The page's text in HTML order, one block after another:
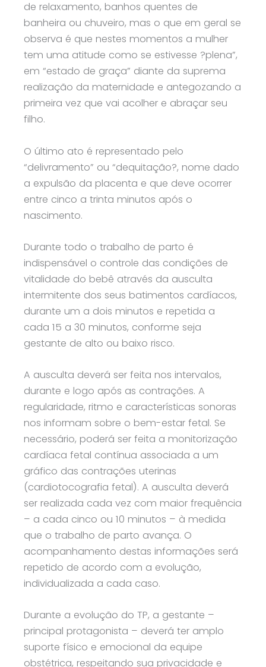
de relaxamento, banhos quentes de
banheira ou chuveiro, mas o que em geral se
observa é que nestes momentos a mulher
tem uma atitude como se estivesse ?plena”,
em “estado de graça” diante da suprema
realização da maternidade e antegozando a
primeira vez que vai acolher e abraçar seu
filho.
O último ato é representado pelo
“delivramento” ou “dequitação?, nome dado
a expulsão da placenta e que deve ocorrer
entre cinco a trinta minutos após o
nascimento.
Durante todo o trabalho de parto é
indispensável o controle das condições de
vitalidade do bebê através da ausculta
intermitente dos seus batimentos cardíacos,
durante um a dois minutos e repetida a
cada 15 a 30 minutos, conforme seja
gestante de alto ou baixo risco.
A ausculta deverá ser feita nos intervalos,
durante e logo após as contrações. A
regularidade, ritmo e características sonoras
nos informam sobre o bem-estar fetal. Se
necessário, poderá ser feita a monitorização
cardíaca fetal contínua associada a um
gráfico das contrações uterinas
(cardiotocografia fetal). A ausculta deverá
ser realizada cada vez com maior frequência
– a cada cinco ou 10 minutos – à medida
que o trabalho de parto avança. O
acompanhamento destas informações será
repetido de acordo com a evolução,
individualizada a cada caso.
Durante a evolução do TP, a gestante –
principal protagonista – deverá ter amplo
suporte físico e emocional da equipe
obstétrica, respeitando sua privacidade e